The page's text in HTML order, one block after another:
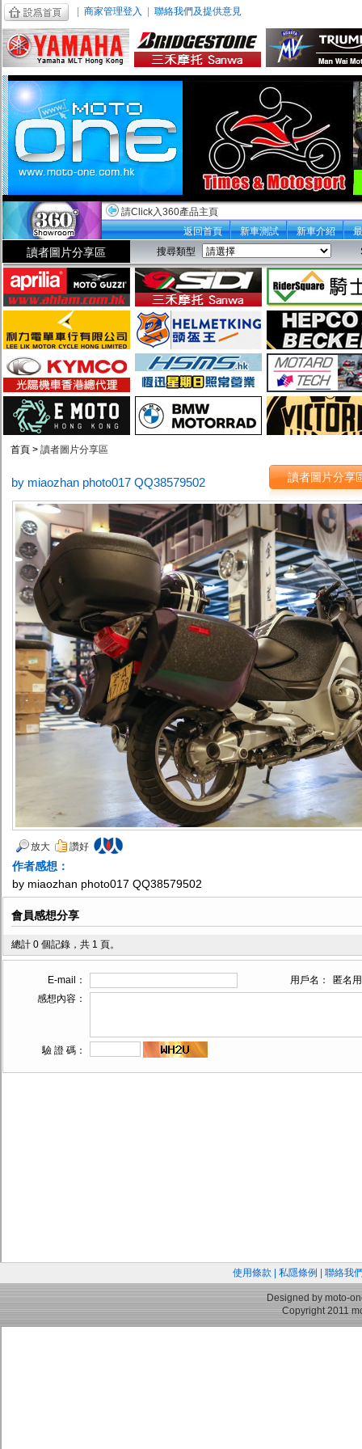
商家管理登入 聯絡我們及提供意見
請Click入360產品主頁
返回首頁
新車測試 新車介紹
讀者圖片分享區 搜尋類型
首頁 > 讀者圖片分享區
by miaozhan photo017 QQ38579502 讀者圖片分享
放大 讚好
作者感想：
by miaozhan photo017 QQ38579502
會員感想分享
總計 0 個記錄，共 1 頁。
E-mail： 用戶名：
匿名
感想內容：
驗 證 碼：
使用條款 私隱條例 聯絡我
Designed by moto-
Copyright 2011